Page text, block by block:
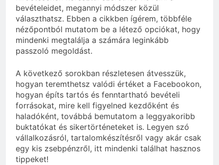
bevételeidet, megannyi módszer közül
választhatsz. Ebben a cikkben ígérem, többféle
nézőpontból mutatom be a létező opciókat, hogy
mindenki megtalálja a számára leginkább
passzoló megoldást.
A következő sorokban részletesen átvesszük,
hogyan teremthetsz valódi értéket a Facebookon,
hogyan építs tartós és fenntartható bevételi
forrásokat, mire kell figyelned kezdőként és
haladóként, továbbá bemutatom a leggyakoribb
buktatókat és sikertörténeteket is. Legyen szó
vállalkozásról, tartalomkészítésről vagy akár csak
egy kis zsebpénzről, itt mindenki találhat hasznos
tippeket!